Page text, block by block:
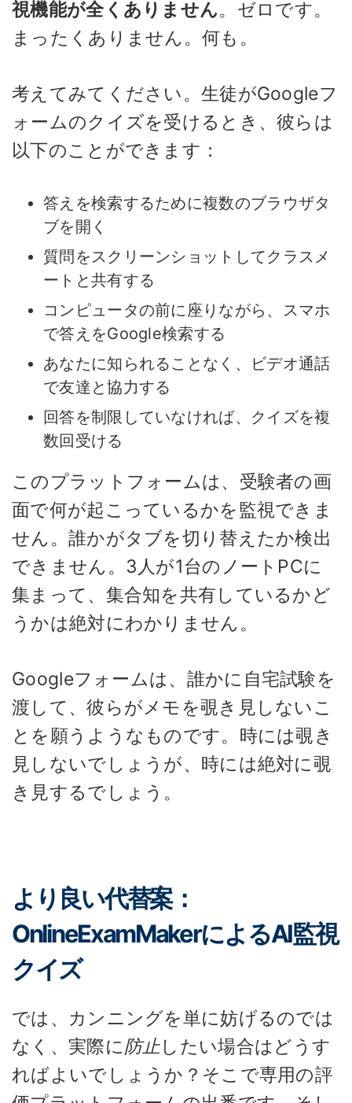
視機能が全くありません。ゼロです。
まったくありません。何も。
考えてみてください。生徒がGoogleフ
ォームのクイズを受けるとき、彼らは
以下のことができます：
答えを検索するために複数のブラウザタ
ブを開く
質問をスクリーンショットしてクラスメ
ートと共有する
コンピュータの前に座りながら、スマホ
で答えをGoogle検索する
あなたに知られることなく、ビデオ通話
で友達と協力する
回答を制限していなければ、クイズを複
数回受ける
このプラットフォームは、受験者の画
面で何が起こっているかを監視できま
せん。誰かがタブを切り替えたか検出
できません。3人が1台のノートPCに
集まって、集合知を共有しているかど
うかは絶対にわかりません。
Googleフォームは、誰かに自宅試験を
渡して、彼らがメモを覗き見しないこ
とを願うようなものです。時には覗き
見しないでしょうが、時には絶対に覗
き見するでしょう。
より良い代替案：
OnlineExamMakerによるAI監視
クイズ
では、カンニングを単に妨げるのでは
なく、実際に防止したい場合はどうす
ればよいでしょうか？そこで専用の評